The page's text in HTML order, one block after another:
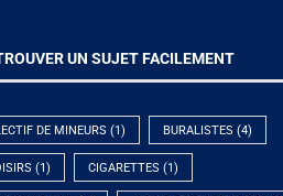
UN SUJET FACILEMENT
DE MINEURS (1) BURALISTES (4)
(1) CIGARETTES (1)